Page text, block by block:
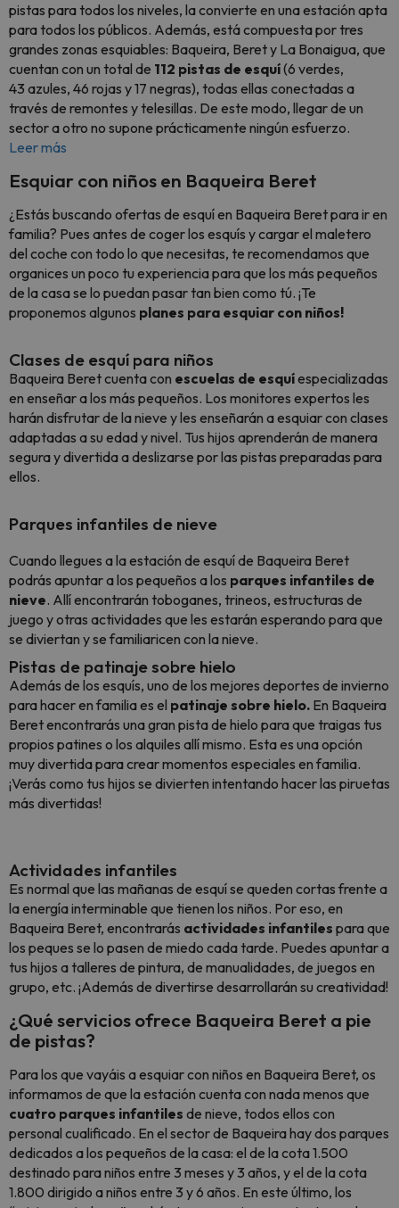
pistas para todos los niveles, la convierte en una estación apta
para todos los públicos. Además, está compuesta por tres
grandes zonas esquiables: Baqueira, Beret y La Bonaigua, que
cuentan con un total de 112 pistas de esquí(6 verdes,
43 azules, 46 rojas y 17 negras), todas ellas conectadas a
través de remontes y telesillas. De este modo, llegar de un
sector a otro no supone prácticamente ningún esfuerzo.
Leer más
Esquiar con niños en Baqueira Beret
¿Estás buscando ofertas de esquí en Baqueira Beret para ir en
familia? Pues antes de coger los esquís y cargar el maletero
del coche con todo lo que necesitas, te recomendamos que
organices un poco tu experiencia para que los más pequeños
de la casa se lo puedan pasar tan bien como tú. ¡Te
proponemos algunos planes para esquiar con niños!
Clases de esquí para niños
Baqueira Beret cuenta con escuelas de esquíespecializadas
en enseñar a los más pequeños. Los monitores expertos les
harán disfrutar de la nieve y les enseñarán a esquiar con clases
adaptadas a su edad y nivel. Tus hijos aprenderán de manera
segura y divertida a deslizarse por las pistas preparadas para
ellos.
Parques infantiles de nieve
Cuando llegues a la estación de esquí de Baqueira Beret
podrás apuntar a los pequeños a los parques infantiles de
nieve. Allí encontrarán toboganes, trineos, estructuras de
juego y otras actividades que les estarán esperando para que
se diviertan y se familiaricen con la nieve.
Pistas de patinaje sobre hielo
Además de los esquís, uno de los mejores deportes de invierno
para hacer en familia es el patinaje sobre hielo. En Baqueira
Beret encontrarás una gran pista de hielo para que traigas tus
propios patines o los alquiles allí mismo. Esta es una opción
muy divertida para crear momentos especiales en familia.
¡Verás como tus hijos se divierten intentando hacer las piruetas
más divertidas!
Actividades infantiles
Es normal que las mañanas de esquí se queden cortas frente a
la energía interminable que tienen los niños. Por eso, en
Baqueira Beret, encontrarás actividades infantiles para que
los peques se lo pasen de miedo cada tarde. Puedes apuntar a
tus hijos a talleres de pintura, de manualidades, de juegos en
grupo, etc. ¡Además de divertirse desarrollarán su creatividad!
¿Qué servicios ofrece Baqueira Beret a pie
de pistas?
Para los que vayáis a esquiar con niños en Baqueira Beret, os
informamos de que la estación cuenta con nada menos que
cuatro parques infantiles de nieve, todos ellos con
personal cualificado. En el sector de Baqueira hay dos parques
dedicados a los pequeños de la casa: el de la cota 1.500
destinado para niños entre 3 meses y 3 años, y el de la cota
1.800 dirigido a niños entre 3 y 6 años. En este último, los